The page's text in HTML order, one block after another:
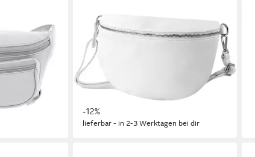
aus echtem
bei dir
TOSCANTO
Gürteltasche Toscanto Damen
Gürteltasche Leder Tasche
(Gürteltasche), Damen Gürteltasche
Leder, weiß ca. 29cm x ca. 19cm
62,45 €
-12%
lieferbar - in 2-3 Werktagen bei dir